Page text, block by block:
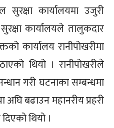
सुरक्षा कार्यालयमा उजुरी
कार्यालयले तालुकदार
कार्यालय रानीपोखरीमा
थियो । रानीपोखरीले
गरी घटनाका सम्बन्धमा
अघि बढाउन महानरीय प्रहरी
थियो ।